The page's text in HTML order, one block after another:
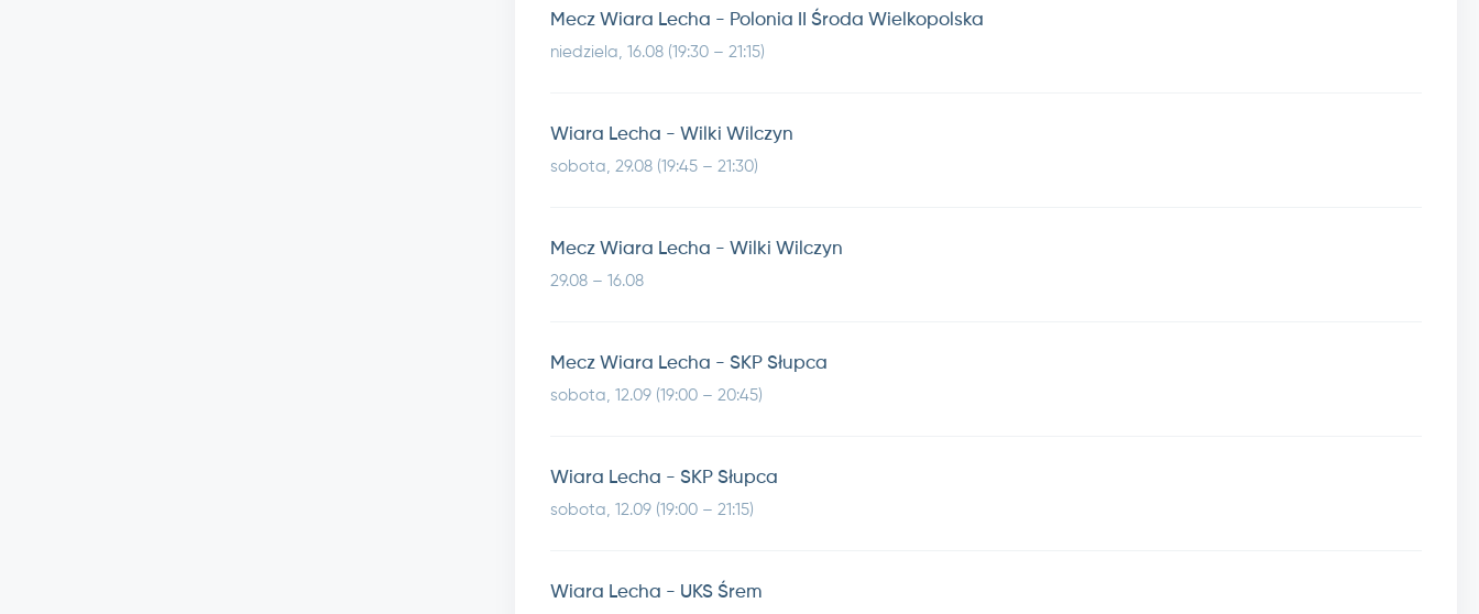
Mecz Wiara Lecha - Polonia II Środa Wielkopolska
niedziela, 16.08 (19:30 – 21:15)
Wiara Lecha - Wilki Wilczyn
sobota, 29.08 (19:45 – 21:30)
Mecz Wiara Lecha - Wilki Wilczyn
29.08 – 16.08
Mecz Wiara Lecha - SKP Słupca
sobota, 12.09 (19:00 – 20:45)
Wiara Lecha - SKP Słupca
sobota, 12.09 (19:00 – 21:15)
Wiara Lecha - UKS Śrem